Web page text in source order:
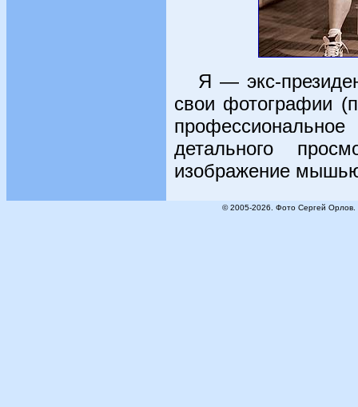
Я — экс-
свои фотографии
детального
изображение
© 2005-2026. Фото Сергей